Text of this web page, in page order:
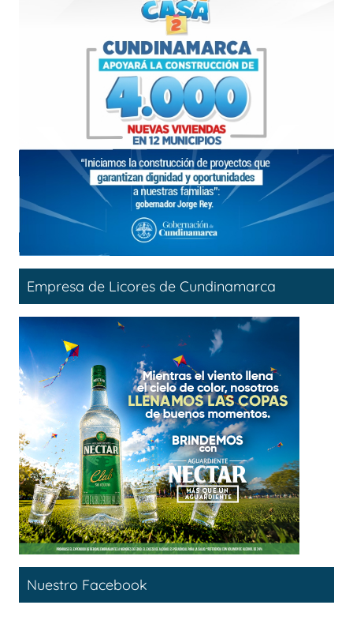
Empresa de Licores de Cundinamarca
Nuestro Facebook